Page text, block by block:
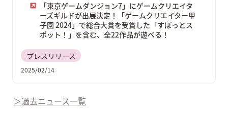
「東京ゲームダンジョン7」にゲームクリエイタ
ーズギルドが出展決定！「ゲームクリエイター甲
子園 2024」で総合大賞を受賞した「すぽっとス
ポット！」を含む、全22作品が遊べる！
プレスリリース
2025/02/14
＞過去ニュース一覧